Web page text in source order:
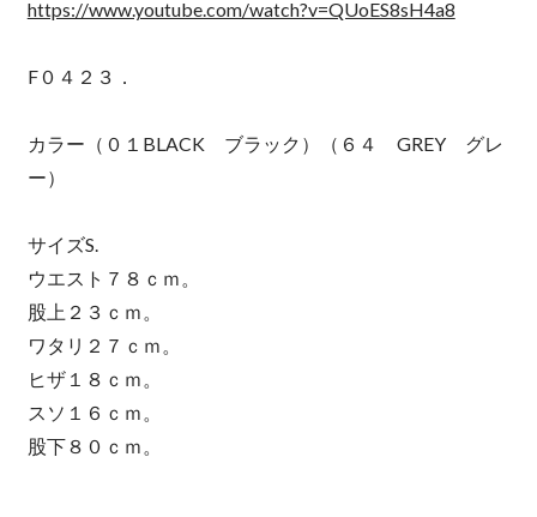
https://www.youtube.com/watch?v=QUoES8sH4a8
F０４２３．
カラー（０１BLACK ブラック）（６４ GREY グレ
ー）
サイズS.
ウエスト７８ｃｍ。
股上２３ｃｍ。
ワタリ２７ｃｍ。
ヒザ１８ｃｍ。
スソ１６ｃｍ。
股下８０ｃｍ。